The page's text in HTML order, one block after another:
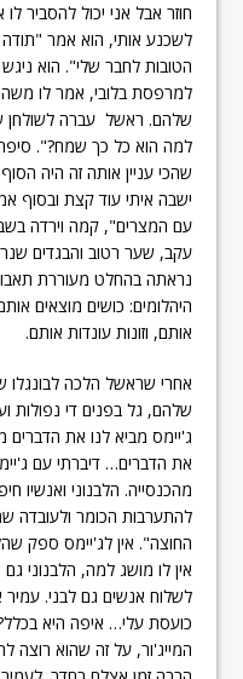
חוזר אבל אני יכול להסביר
לשכנע אותי, הוא אמר
הטובות לחבר שלי". הוא
למרפסת בלובי, אמר לו משהו
שלהם. ראשל עברה לשולחן
למה הוא כל כך שמח?".
שהכי עניין אותה זה היה
ישבה איתי עוד קצת ובסוף
עם המצרים", קמה וירדה
עקב, שער רטוב והבגדים
נראתה בהחלט מעוררת
היהלומים: כושים מוצאים
אותם, וזונות עונדות אותם.
אחרי שראשל הלכה לבונגלו
שלהם, גל בפנים די נפולות
ג'יימס מביא לנו את הדברים
את הדברים… דיברתי עם
מהכנסייה. הלבנוני ואנשיו
להתערבות הכומר ולעובדה
החוצה". אין לג'יימס ספק
אין לו מושג למה, הלבנוני גם
לשלוח אנשים גם לבני. עמיר
כועסת עלי… איפה היא
המייג'ור, על זה שהוא רוצה